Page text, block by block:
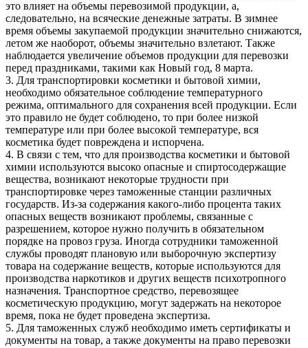
это влияет на объемы перевозимой продукции, а,
следовательно, на всяческие денежные затраты. В зимнее
время объемы закупаемой продукции значительно снижаются,
летом же наоборот, объемы значительно взлетают. Также
наблюдается увеличение объемов продукции для перевозки
перед праздниками, такими как Новый год, 8 марта.
3. Для транспортировки косметики и бытовой химии,
необходимо обязательное соблюдение температурного
режима, оптимального для сохранения всей продукции. Если
это правило не будет соблюдено, то при более низкой
температуре или при более высокой температуре, вся
косметика будет повреждена и испорчена.
4. В связи с тем, что для производства косметики и бытовой
химии используются высоко опасные и спиртосодержащие
вещества, возникают некоторые трудности при
транспортировке через таможенные станции различных
государств. Из-за содержания какого-либо процента таких
опасных веществ возникают проблемы, связанные с
разрешением, которое нужно получить в обязательном
порядке на провоз груза. Иногда сотрудники таможенной
службы проводят плановую или выборочную экспертизу
товара на содержание веществ, которые используются для
производства наркотиков и других веществ психотропного
назначения. Транспортное средство, перевозящее
косметическую продукцию, могут задержать на некоторое
время, пока не будет проведена экспертиза.
5. Для таможенных служб необходимо иметь сертификаты и
документы на товар, а также документы на право перевозки